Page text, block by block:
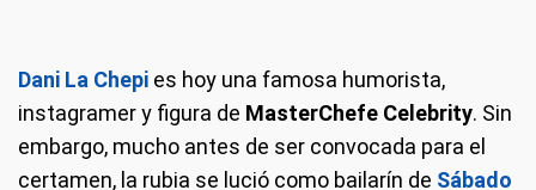
Dani La Chepi es hoy una famosa humorista,
instagramer y figura de MasterChefe Celebrity. Sin
embargo, mucho antes de ser convocada para el
certamen, la rubia se lució como bailarín de Sábado